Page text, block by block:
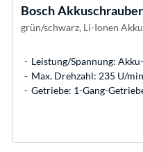
Bosch
grün/schwarz, Li-Ionen
Leistung/Spannung:
Max. Drehzahl: 235 U/min
Getriebe: 1-Gang-